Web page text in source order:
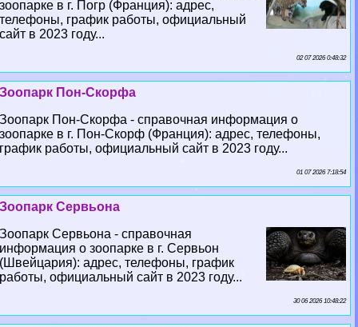
зоопарке в г. Погр (Франция): адрес,
телефоны, график работы, официальный
сайт в 2023 году...
02 07 2026 0:48:32
Зоопарк Пон-Скорфа
Зоопарк Пон-Скорфа - справочная информация о
зоопарке в г. Пон-Скорф (Франция): адрес, телефоны,
график работы, официальный сайт в 2023 году...
01 07 2026 7:18:54
Зоопарк Сервьона
Зоопарк Сервьона - справочная
информация о зоопарке в г. Сервьон
(Швейцария): адрес, телефоны, график
работы, официальный сайт в 2023 году...
30 06 2026 10:48:22